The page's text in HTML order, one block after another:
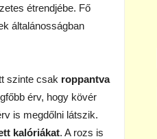
étrendjébe. Fő
általánosságban
szinte csak roppantva
érv, hogy kövér
is megdőlni látszik.
kalóriákat. A rozs is